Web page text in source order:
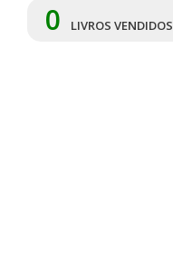
0 LIVROS VENDIDOS